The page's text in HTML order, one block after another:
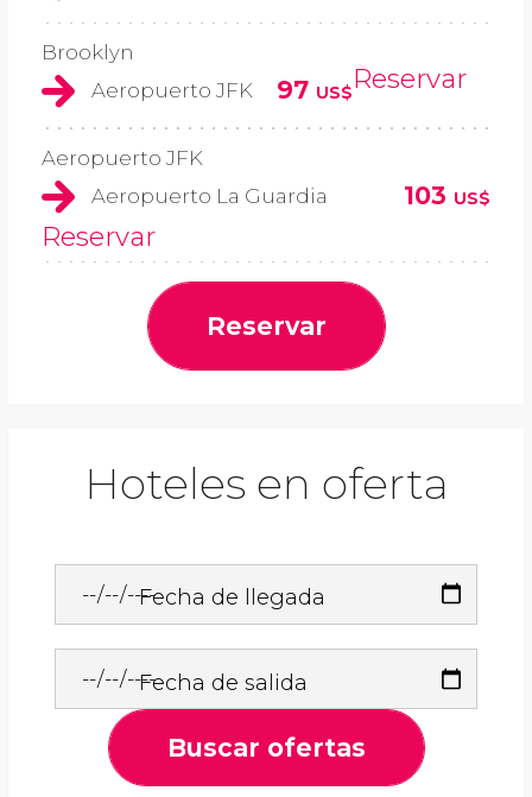
Brooklyn
Aeropuerto JFK
97 US$Reservar
Aeropuerto JFK
Aeropuerto La Guardia
103 US$
Reservar
Reservar
Hoteles en oferta
Fecha de llegada
Fecha de salida
Buscar ofertas